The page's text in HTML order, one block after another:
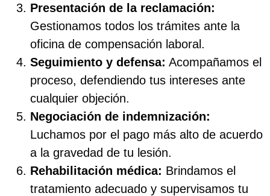
Presentación de la reclamación:
Gestionamos todos los trámites ante la
oficina de compensación laboral.
Seguimiento y defensa: Acompañamos el
proceso, defendiendo tus intereses ante
cualquier objeción.
Negociación de indemnización:
Luchamos por el pago más alto de acuerdo
a la gravedad de tu lesión.
Rehabilitación médica: Brindamos el
tratamiento adecuado y supervisamos tu